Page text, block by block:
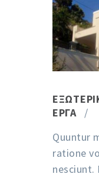
ΈΡΓΑ
Quuntur
ratione
nesciunt.